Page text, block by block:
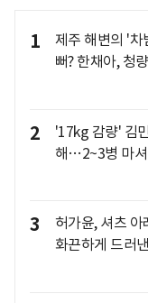
1
제주 해변의 '차
뻐? 한채아, 청
2
'17kg 감량' 김
해…2~3병 마
3
허가윤, 셔츠
화끈하게 드러